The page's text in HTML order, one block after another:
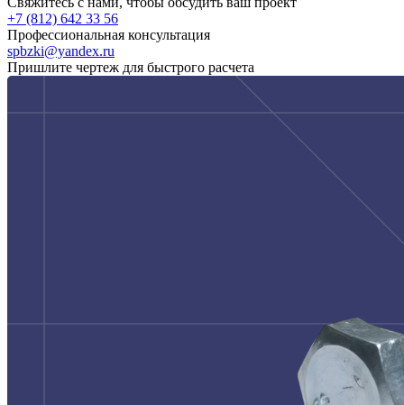
+7 (812) 642 33 56
Профессиональная консультация
spbzki@yandex.ru
Пришлите чертеж для быстрого расчета